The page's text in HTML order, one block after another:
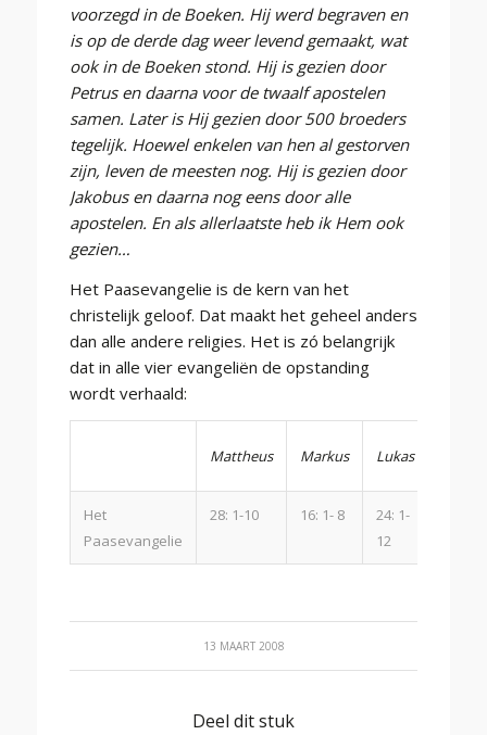
voorzegd in de Boeken. Hij werd begraven en
is op de derde dag weer levend gemaakt, wat
ook in de Boeken stond. Hij is gezien door
Petrus en daarna voor de twaalf apostelen
samen. Later is Hij gezien door 500 broeders
tegelijk. Hoewel enkelen van hen al gestorven
zijn, leven de meesten nog. Hij is gezien door
Jakobus en daarna nog eens door alle
apostelen. En als allerlaatste heb ik Hem ook
gezien…
Het Paasevangelie is de kern van het
christelijk geloof. Dat maakt het geheel anders
dan alle andere religies. Het is zó belangrijk
dat in alle vier evangeliën de opstanding
wordt verhaald:
Mattheus Markus Lukas
Het
Paasevangelie
28: 1-10 16: 1- 8
24: 1-
12
13 MAART 2008
Deel dit stuk